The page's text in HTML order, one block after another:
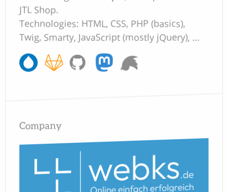
JTL Shop.
Technologies: HTML, CSS, PHP (basics),
Twig, Smarty, JavaScript (mostly jQuery), …
Company